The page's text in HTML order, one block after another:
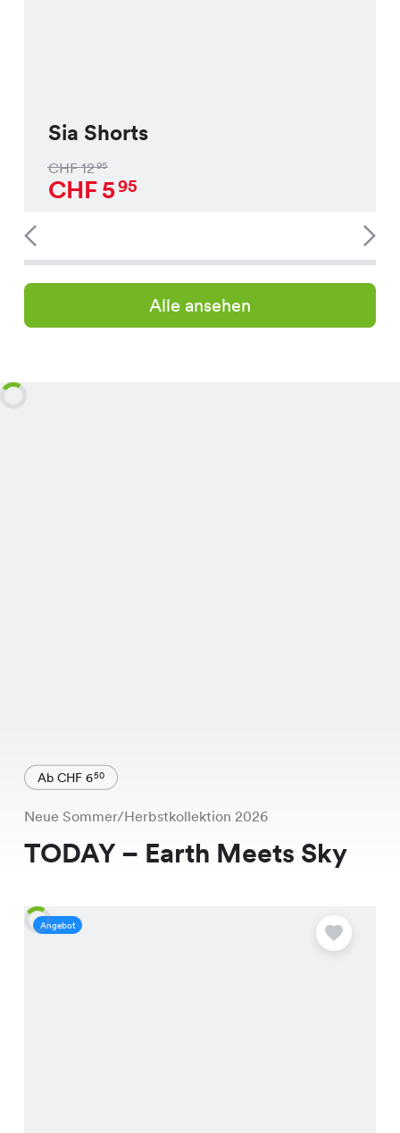
Sia Shorts
CHF1295
CHF595
Alle ansehen
Ab CHF 650
Neue Sommer/Herbstkollektion 2026
TODAY – Earth Meets Sky
Angebot